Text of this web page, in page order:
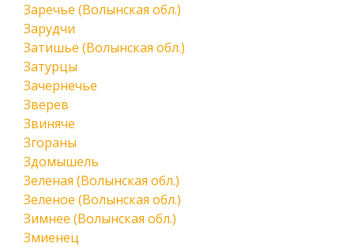
Заречье (Волынская обл.)
Зарудчи
Затишье (Волынская обл.)
Затурцы
Зачернечье
Зверев
Звиняче
Згораны
Здомышель
Зеленая (Волынская обл.)
Зеленое (Волынская обл.)
Зимнее (Волынская обл.)
Змиенец